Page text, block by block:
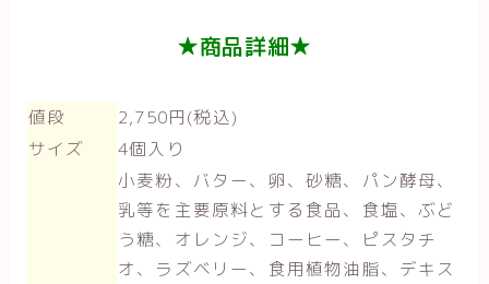
★商品詳細★
値段
2,750円(税込)
サイズ
4個入り
小麦粉、バター、卵、砂糖、パン酵母、
乳等を主要原料とする食品、食塩、ぶど
う糖、オレンジ、コーヒー、ピスタチ
オ、ラズベリー、食用植物油脂、デキス